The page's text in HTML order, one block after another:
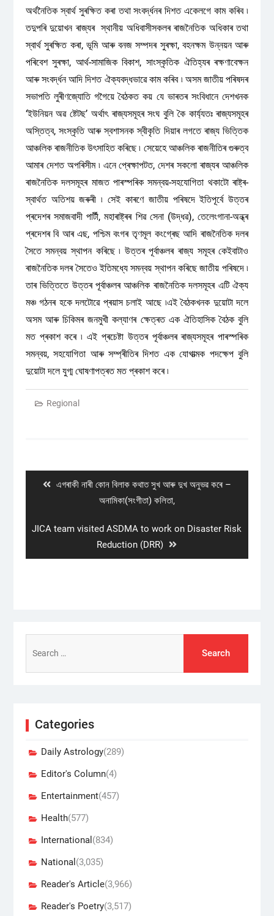
অৰ্থনৈতিক স্বাৰ্থ সুৰক্ষিত কৰা তথা সংবৰ্দ্ধনৰ দিশত একেলগে কাম কৰিব ৷
তদুপৰি দুয়োখন ৰাজ্যৰ স্থানীয় অধিবাসীসকলৰ ৰাজনৈতিক অধিকাৰ তথা
স্বাৰ্থ সুৰক্ষিত কৰা, ভূমি আৰু বনজ সম্পদৰ সুৰক্ষা, বহনক্ষম উন্নয়ন আৰু
পৰিবেশ সুৰক্ষা, আৰ্থ-সামাজিক বিকাশ, সাংস্কৃতিক ঐতিহ্যৰ ৰক্ষণাবেক্ষন
আৰু সংবৰ্দ্ধন আদি দিশত ঐক্যবদ্ধভাৱে কাম কৰিব ৷ অসম জাতীয় পৰিষদৰ
সভাপতি লুৰীণজ্যোতি গগৈয়ে বৈঠকত কয় যে ভাৰতৰ সংবিধানে দেশখনক
‘ইউনিয়ন অৱ ষ্টেটছ’ অৰ্থাৎ ৰাজ্যসমূহৰ সংঘ বুলি কৈ কাৰ্য্যতঃ ৰাজ্যসমূহৰ
অস্তিত্ব, সংস্কৃতি আৰু স্বশাসনক স্বীকৃতি দিয়াৰ লগতে ৰাজ্য ভিত্তিক
আঞ্চলিক ৰাজনীতিক উৎসাহিত কৰিছে ৷ সেয়েহে আঞ্চলিক ৰাজনীতিৰ গুৰুত্ব
আমাৰ দেশত অপৰিসীম ৷ এনে প্ৰেক্ষাপটত, দেশৰ সকলো ৰাজ্যৰ আঞ্চলিক
ৰাজনৈতিক দলসমূহৰ মাজত পাৰস্পৰিক সমন্বয়-সহযোগিতা থকাটো ৰাষ্ট্ৰ-
স্বাৰ্থত অতিশয় জৰুৰী ৷ সেই কাৰণে জাতীয় পৰিষদে ইতিপূৰ্বে উত্তৰ
প্ৰদেশৰ সমাজবাদী পাৰ্টী, মহাৰাষ্ট্ৰৰ শিৱ সেনা (উদ্ধৱ), তেলেংগানা-অন্ধ্ৰ
প্ৰদেশৰ বি আৰ এছ, পশ্চিম বংগৰ তৃণমূল কংগ্ৰেছ আদি ৰাজনৈতিক দলৰ
সৈতে সমন্বয় স্থাপন কৰিছে ৷ উত্তৰ পূৰ্বাঞ্চলৰ ৰাজ্য সমূহৰ কেইবাটাও
ৰাজনৈতিক দলৰ সৈতেও ইতিমধ্যে সমন্বয় স্থাপন কৰিছে জাতীয় পৰিষদে ৷
তাৰ ভিত্তিতে উত্তৰ পূৰ্বাঞ্চলৰ আঞ্চলিক ৰাজনৈতিক দলসমূহৰ এটি ঐক্য
মঞ্চ গঠনৰ হকে দলটোৱে প্ৰয়াস চলাই আছে ৷এই বৈঠকখনক দুয়োটা দলে
অসম আৰু চিকিমৰ জনমুখী কল্যাণৰ ক্ষেত্ৰত এক ঐতিহাসিক বৈঠক বুলি
মত প্ৰকাশ কৰে ৷ এই প্ৰচেষ্টা উত্তৰ পূৰ্বাঞ্চলৰ ৰাজ্যসমূহৰ পাৰস্পৰিক
সমন্বয়, সহযোগিতা আৰু সম্প্ৰীতিৰ দিশত এক যোগাত্মক পদক্ষেপ বুলি
দুয়োটা দলে যুগ্ম ঘোষণাপত্ৰত মত প্ৰকাশ কৰে ৷
Regional
Previous
এগৰাকী নাৰী কোন বিলাক কথাত সুখ আৰু দুখ অনুভৱ কৰে –
অনামিকা(সংগীতা) কলিতা,
Next
JICA team visited ASDMA to work on Disaster Risk
Reduction (DRR)
for:
Categories
Daily Astrology(289)
Editor's Column(4)
Entertainment(457)
Health(577)
International (834)
National (3,035)
Reader's Article(3,966)
Reader's Poetry(3,517)